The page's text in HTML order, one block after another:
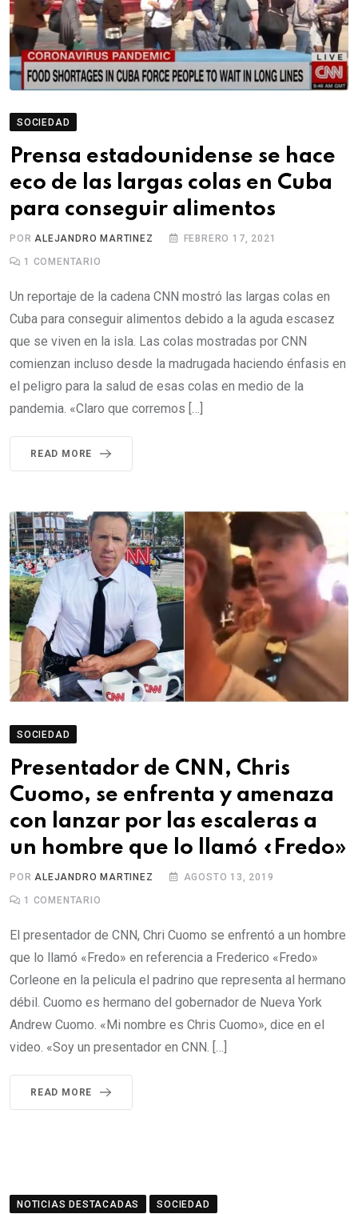
SOCIEDAD
Prensa estadounidense se hace
eco de las largas colas en Cuba
para conseguir alimentos
PORALEJANDRO MARTINEZ FEBRERO 17, 2021
1 COMENTARIO
Un reportaje de la cadena CNN mostró las largas colas en
Cuba para conseguir alimentos debido a la aguda escasez
que se viven en la isla. Las colas mostradas por CNN
comienzan incluso desde la madrugada haciendo énfasis en
el peligro para la salud de esas colas en medio de la
pandemia. «Claro que corremos […]
READ MORE
SOCIEDAD
Presentador de CNN, Chris
Cuomo, se enfrenta y amenaza
con lanzar por las escaleras a
un hombre que lo llamó «Fredo»
POR ALEJANDRO MARTINEZ AGOSTO 13, 2019
1 COMENTARIO
El presentador de CNN, Chri Cuomo se enfrentó a un hombre
que lo llamó «Fredo» en referencia a Frederico «Fredo»
Corleone en la pelicula el padrino que representa al hermano
débil. Cuomo es hermano del gobernador de Nueva York
Andrew Cuomo. «Mi nombre es Chris Cuomo», dice en el
video. «Soy un presentador en CNN. […]
READ MORE
NOTICIAS DESTACADAS SOCIEDAD